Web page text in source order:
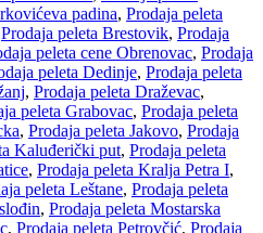
padina, Prodaja peleta
Prodaja peleta Brestovik, Prodaja
peleta cene Obrenovac, Prodaja
peleta Dedinje, Prodaja peleta
, Prodaja peleta Draževac,
peleta Grabovac, Prodaja peleta
, Prodaja peleta Jakovo, Prodaja
Kaluđerički put, Prodaja peleta
, Prodaja peleta Kralja Petra I,
peleta Leštane, Prodaja peleta
, Prodaja peleta Mostarska
, Prodaja peleta Petrovčić, Prodaja